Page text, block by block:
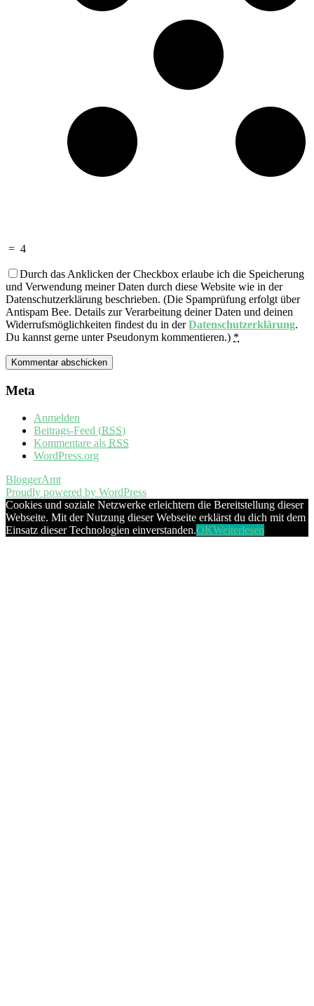
= 4
Durch das Anklicken der Checkbox erlaube ich die Speicherung
und Verwendung meiner Daten durch diese Website wie in der
Datenschutzerklärung beschrieben. (Die Spamprüfung erfolgt über
Antispam Bee. Details zur Verarbeitung deiner Daten und deinen
Widerrufsmöglichkeiten findest du in derDatenschutzerklärung.
Du kannst gerne unter Pseudonym kommentieren.) *
Meta
Anmelden
Beitrags-Feed (RSS)
Kommentare als RSS
WordPress.org
BloggerAmt
Proudly powered by WordPress
Cookies und soziale Netzwerke erleichtern die Bereitstellung dieser
Webseite. Mit der Nutzung dieser Webseite erklärst du dich mit dem
Einsatz dieser Technologien einverstanden.OKWeiterlesen